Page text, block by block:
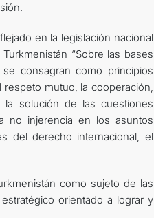
en la legislación nacional
“Sobre las bases
consagran como principios
mutuo, la cooperación,
solución de las cuestiones
no injerencia en los asuntos
del derecho internacional, el
como sujeto de las
orientado a lograr y